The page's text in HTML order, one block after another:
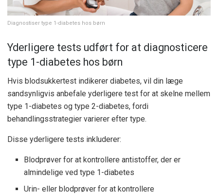
Diagnostiser type 1-diabetes hos børn
Yderligere tests udført for at diagnosticere
type 1-diabetes hos børn
Hvis blodsukkertest indikerer diabetes, vil din læge
sandsynligvis anbefale yderligere test for at skelne mellem
type 1-diabetes og type 2-diabetes, fordi
behandlingsstrategier varierer efter type.
Disse yderligere tests inkluderer:
Blodprøver for at kontrollere antistoffer, der er
almindelige ved type 1-diabetes
Urin- eller blodprøver for at kontrollere